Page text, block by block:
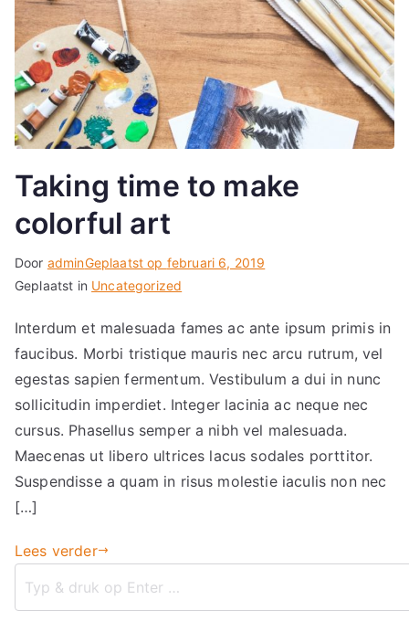
Taking time to make
colorful art
Door adminGeplaatst op februari 6, 2019
Geplaatst in Uncategorized
Interdum et malesuada fames ac ante ipsum primis in
faucibus. Morbi tristique mauris nec arcu rutrum, vel
egestas sapien fermentum. Vestibulum a dui in nunc
sollicitudin imperdiet. Integer lacinia ac neque nec
cursus. Phasellus semper a nibh vel malesuada.
Maecenas ut libero ultrices lacus sodales porttitor.
Suspendisse a quam in risus molestie iaculis non nec
[…]
Lees verder